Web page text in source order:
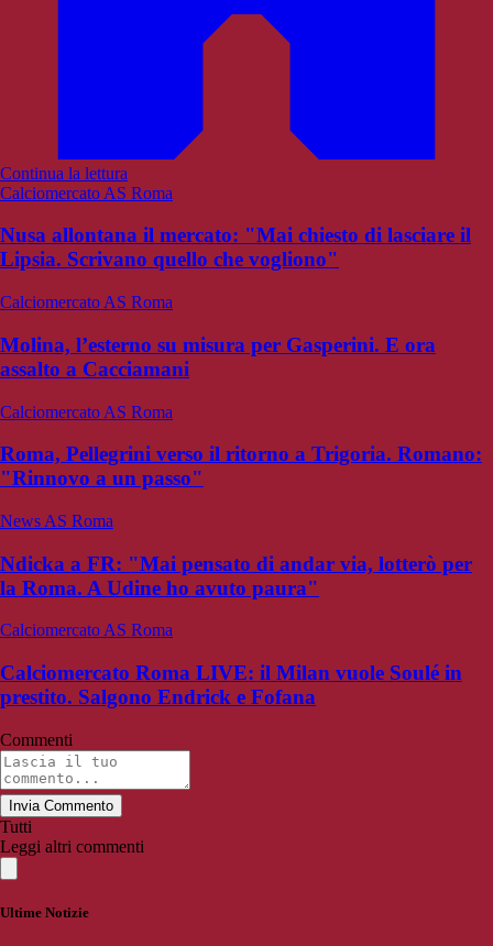
Continua la lettura
Calciomercato AS Roma
Nusa allontana il mercato: "Mai chiesto di lasciare il
Lipsia. Scrivano quello che vogliono"
Calciomercato AS Roma
Molina, l’esterno su misura per Gasperini. E ora
assalto a Cacciamani
Calciomercato AS Roma
Roma, Pellegrini verso il ritorno a Trigoria. Romano:
"Rinnovo a un passo"
News AS Roma
Ndicka a FR: "Mai pensato di andar via, lotterò per
la Roma. A Udine ho avuto paura"
Calciomercato AS Roma
Calciomercato Roma LIVE: il Milan vuole Soulé in
prestito. Salgono Endrick e Fofana
Commenti
Invia Commento
Tutti
Leggi altri commenti
Ultime Notizie